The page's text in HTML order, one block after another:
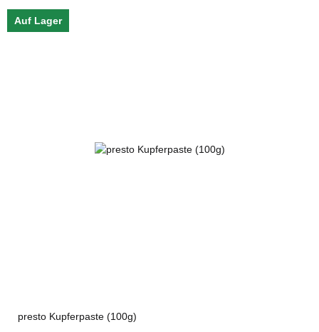
Auf Lager
presto Kupferpaste (100g)